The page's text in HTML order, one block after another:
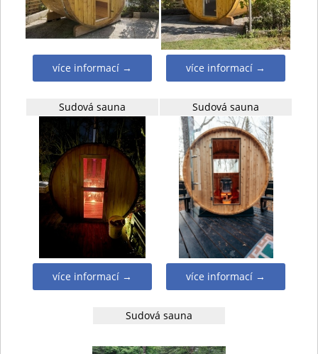
více informací → více informací →
Sudová sauna
více informací →
Sudová sauna
více informací →
Sudová sauna